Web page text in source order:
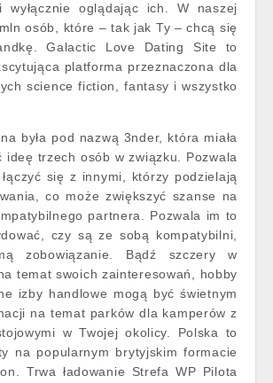
wyłącznie oglądając ich. W naszej
osób, które – tak jak Ty – chcą się
Galactic Love Dating Site to
platforma przeznaczona dla
science fiction, fantasy i wszystko
była pod nazwą 3nder, która miała
ideę trzech osób w związku. Pozwala
się z innymi, którzy podzielają
co może zwiększyć szanse na
partnera. Pozwala im to
czy są ze sobą kompatybilni,
zobowiązanie. Bądź szczery w
temat swoich zainteresowań, hobby
izby handlowe mogą być świetnym
na temat parków dla kamperów z
w Twojej okolicy. Polska to
na popularnym brytyjskim formacie
Trwa ładowanie Strefa WP Pilota